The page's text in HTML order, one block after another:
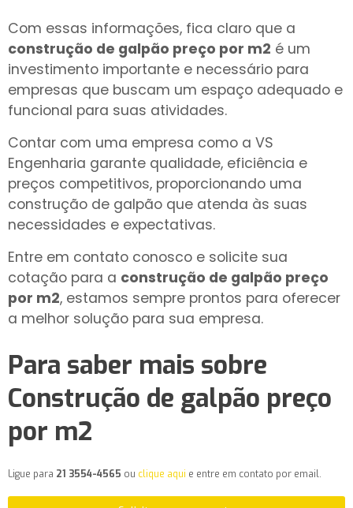
Com essas informações, fica claro que a
construção de galpão preço por m2 é um
investimento importante e necessário para
empresas que buscam um espaço adequado e
funcional para suas atividades.
Contar com uma empresa como a VS
Engenharia garante qualidade, eficiência e
preços competitivos, proporcionando uma
construção de galpão que atenda às suas
necessidades e expectativas.
Entre em contato conosco e solicite sua
cotação para a construção de galpão preço
por m2, estamos sempre prontos para oferecer
a melhor solução para sua empresa.
Para saber mais sobre
Construção de galpão preço
por m2
Ligue para 21 3554-4565 ou clique aqui e entre em contato por email.